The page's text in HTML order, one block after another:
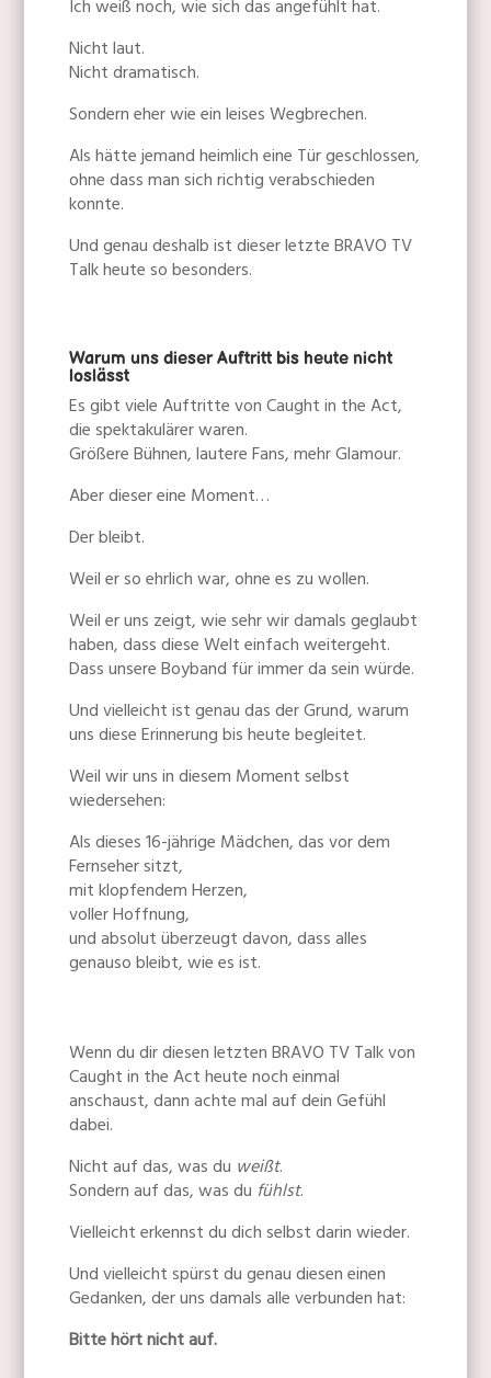
Ich weiß noch, wie sich das angefühlt hat.
Nicht laut.
Nicht dramatisch.
Sondern eher wie ein leises Wegbrechen.
Als hätte jemand heimlich eine Tür geschlossen,
ohne dass man sich richtig verabschieden
konnte.
Und genau deshalb ist dieser letzte BRAVO TV
Talk heute so besonders.
Warum uns dieser Auftritt bis heute nicht
loslässt
Es gibt viele Auftritte von Caught in the Act,
die spektakulärer waren.
Größere Bühnen, lautere Fans, mehr Glamour.
Aber dieser eine Moment…
Der bleibt.
Weil er so ehrlich war, ohne es zu wollen.
Weil er uns zeigt, wie sehr wir damals geglaubt
haben, dass diese Welt einfach weitergeht.
Dass unsere Boyband für immer da sein würde.
Und vielleicht ist genau das der Grund, warum
uns diese Erinnerung bis heute begleitet.
Weil wir uns in diesem Moment selbst
wiedersehen:
Als dieses 16-jährige Mädchen, das vor dem
Fernseher sitzt,
mit klopfendem Herzen,
voller Hoffnung,
und absolut überzeugt davon, dass alles
genauso bleibt, wie es ist.
Wenn du dir diesen letzten BRAVO TV Talk von
Caught in the Act heute noch einmal
anschaust, dann achte mal auf dein Gefühl
dabei.
Nicht auf das, was du weißt.
Sondern auf das, was du fühlst.
Vielleicht erkennst du dich selbst darin wieder.
Und vielleicht spürst du genau diesen einen
Gedanken, der uns damals alle verbunden hat:
Bitte hört nicht auf.